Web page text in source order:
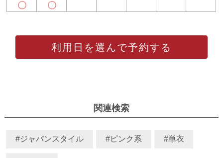
〇 〇
利用日を選んで予約する
関連検索
#ジャパンスタイル #ピンク系 #単衣